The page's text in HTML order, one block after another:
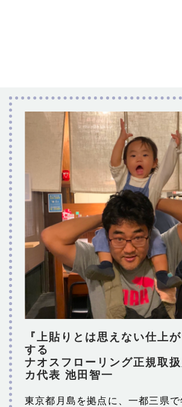
『上貼りとは思えない仕上
する
ナオスフローリング正規取
カ代表 池田智一
東京都月島を拠点に、一都三県で